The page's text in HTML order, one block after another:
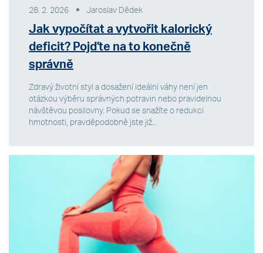
28. 2. 2026 Jaroslav Dědek
Jak vypočítat a vytvořit kalorický
deficit? Pojďte na to konečně
správně
Zdravý životní styl a dosažení ideální váhy není jen
otázkou výběru správných potravin nebo pravidelnou
návštěvou posilovny. Pokud se snažíte o redukci
hmotnosti, pravděpodobně jste již...